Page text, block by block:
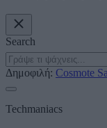
Search
Δημοφιλή: Cosmote
Techmaniacs